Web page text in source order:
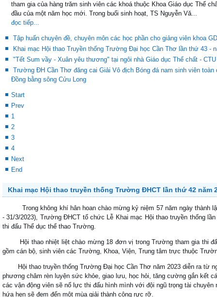
đầu của một năm học mới. Trong buổi sinh hoạt, TS Nguyễn Vă...
đọc tiếp...
Khai mạc Hội thao Truyền thống Trường Đại học Cần Thơ lần thứ 43 -
"Tết Sum vầy - Xuân yêu thương" tại ngôi nhà Giáo dục Thể chất - CTU
Trường ĐH Cần Thơ đăng cai Giải Vô địch Bóng đá nam sinh viên
Đồng bằng sông Cửu Long
Prev
1
2
3
4
Next
End
- 31/3/2023), Trường ĐHCT tổ chức Lễ Khai mạc Hội thao truyền thống
thi đấu Thể dục thể thao Trường.
gồm cán bộ, sinh viên các Trường, Khoa, Viện, Trung tâm trực thuộc
phương châm rèn luyện sức khỏe, giao lưu, học hỏi, tăng cường gắn kết
các vận động viên sẽ nổ lực thi đấu hình mình với đội ngũ trọng tài
hứa hẹn sẽ đem đến một mùa giải thành công rực rỡ.